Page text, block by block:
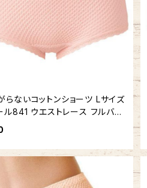
らないコットンショーツ Lサイズ
ル841 ウエストレース フルバッ
編み